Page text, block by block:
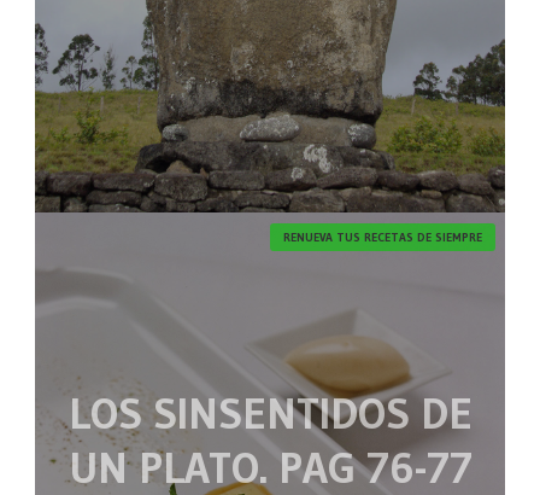
LOS SINSENTIDOS DE
UN PLATO. PAG 76-77
RENUEVA TUS RECETAS DE SIEMPRE